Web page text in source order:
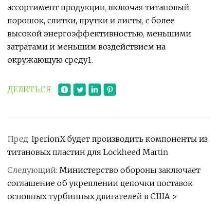
ассортимент продукции, включая титановый
порошок, слитки, прутки и листы, с более
высокой энергоэффективностью, меньшими
затратами и меньшим воздействием на
окружающую среду1.
ДЕЛИТЬСЯ
Пред: IperionX будет производить компоненты из
титановых пластин для Lockheed Martin
Следующий: Министерство обороны заключает
соглашение об укреплении цепочки поставок
основных турбинных двигателей в США >